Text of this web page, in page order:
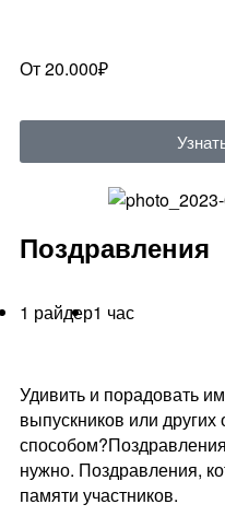
От 20.000₽
Поздравления
1 райдер1 час
Удивить и порадовать
выпускников или
нужно. Поздравления,
памяти участников.